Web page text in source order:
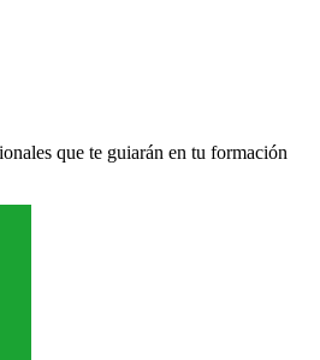
que te guiarán en tu formación